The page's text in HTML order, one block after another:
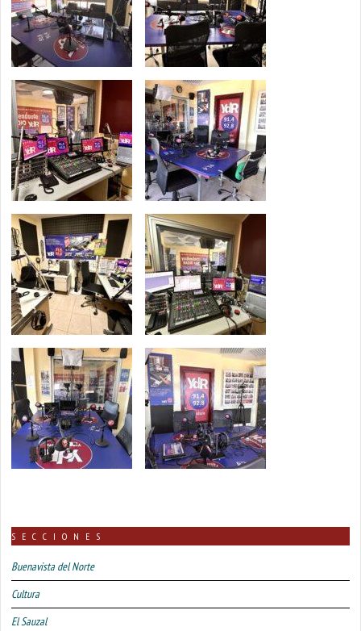
SECCIONES
Buenavista del Norte
Cultura
El Sauzal